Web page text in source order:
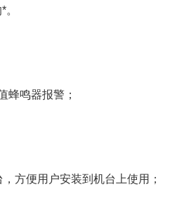
蜂鸣器报警；
方便用户安装到机台上使用；